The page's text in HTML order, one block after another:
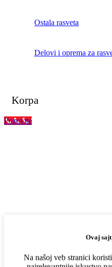
Ostala rasveta
Delovi i oprema za
Korpa
Ovaj
Na našoj veb stranici
Pozovite